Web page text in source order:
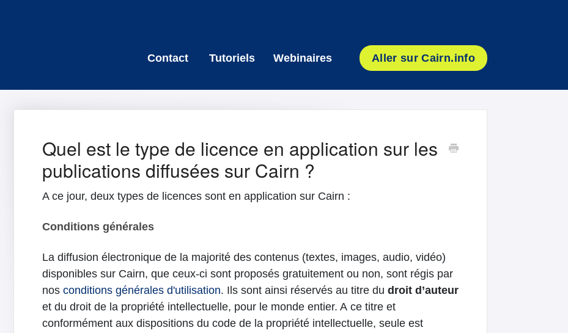
Contact Tutoriels Webinaires Aller sur Cairn.info
Quel est le type de licence en application sur les
publications diffusées sur Cairn ?
A ce jour, deux types de licences sont en application sur Cairn :
Conditions générales
La diffusion électronique de la majorité des contenus (textes, images, audio, vidéo)
disponibles sur Cairn, que ceux-ci sont proposés gratuitement ou non, sont régis par
nos conditions générales d'utilisation. Ils sont ainsi réservés au titre du droit d’auteur
et du droit de la propriété intellectuelle, pour le monde entier. A ce titre et
conformément aux dispositions du code de la propriété intellectuelle, seule est